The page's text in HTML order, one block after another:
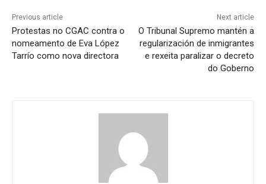
Previous article
Protestas no CGAC contra o
nomeamento de Eva López
Tarrío como nova directora
Next article
O Tribunal Supremo mantén a
regularización de inmigrantes
e rexeita paralizar o decreto
do Goberno